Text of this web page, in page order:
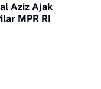
Aziz Ajak
MPR RI